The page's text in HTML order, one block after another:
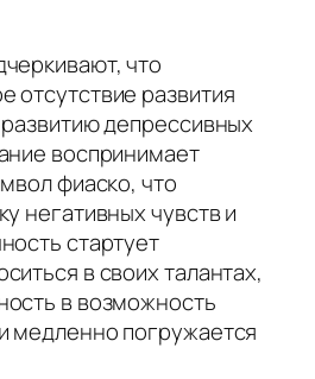
что
отсутствие развития
депрессивных
воспринимает
фиаско, что
негативных чувств и
стартует
в своих талантах,
в возможность
медленно погружается